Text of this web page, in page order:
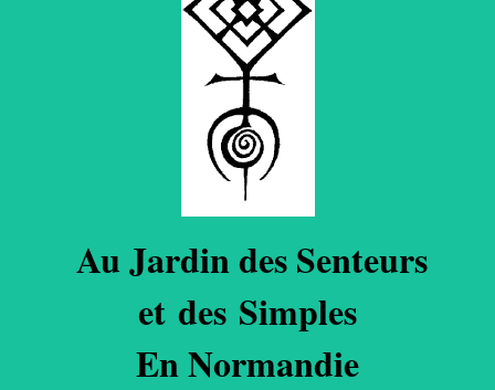
AuJardin des Senteurs
et des Simples
En Normandie